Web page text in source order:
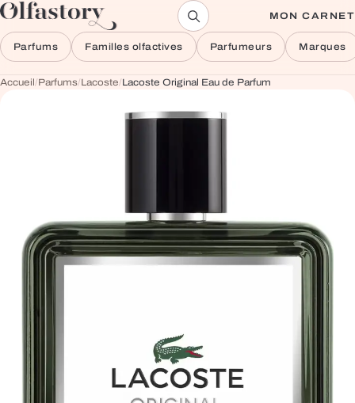
Aller au contenu MON CARNET
Parfums Familles olfactives Parfumeurs Marques
Accueil/Parfums/Lacoste/Lacoste Original Eau de Parfum